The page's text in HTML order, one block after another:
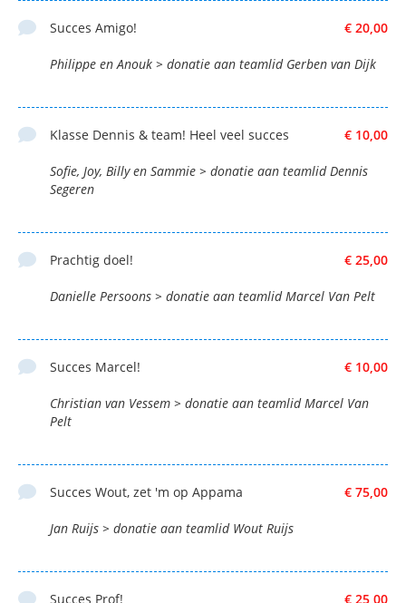
€ 20,00
Succes Amigo!
Philippe en Anouk > donatie aan teamlid Gerben van Dijk
€ 10,00
Klasse Dennis & team! Heel veel succes
Sofie, Joy, Billy en Sammie > donatie aan teamlid Dennis
Segeren
€ 25,00
Prachtig doel!
Danielle Persoons > donatie aan teamlid Marcel Van Pelt
€ 10,00
Succes Marcel!
Christian van Vessem > donatie aan teamlid Marcel Van
Pelt
€ 75,00
Succes Wout, zet 'm op Appama
Jan Ruijs > donatie aan teamlid Wout Ruijs
€ 25,00
Succes Prof!